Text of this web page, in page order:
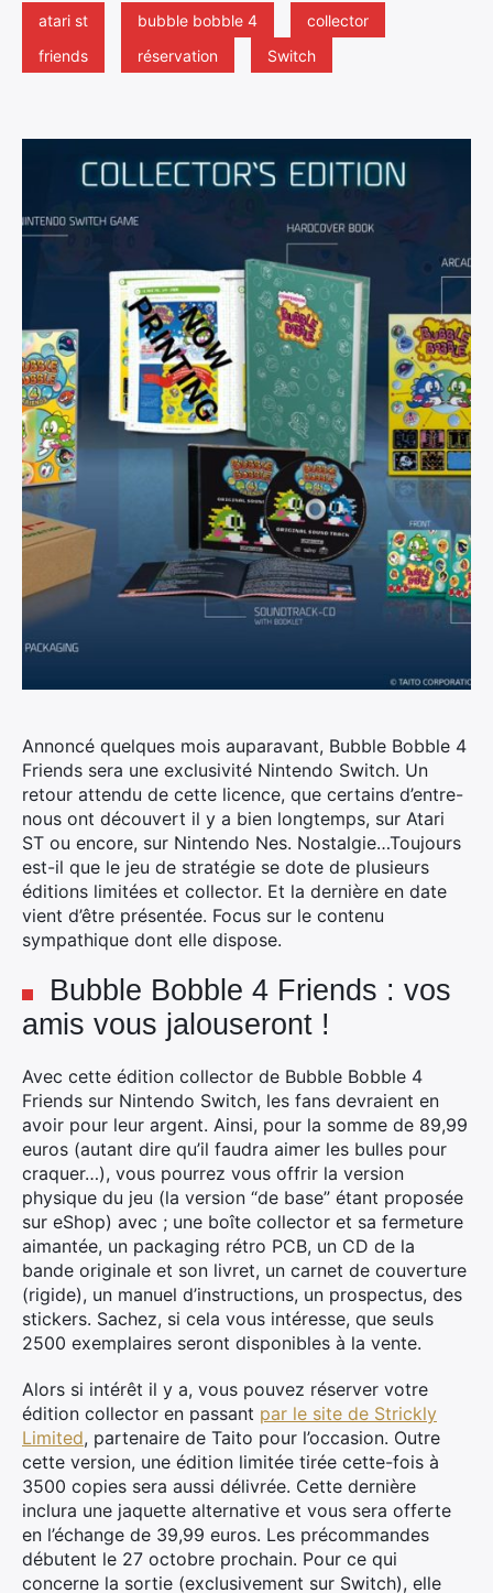
atari st bubble bobble 4
collector
friends
réservation Switch
Annoncé quelques mois auparavant, Bubble Bobble 4
Friends sera une exclusivité Nintendo Switch. Un
retour attendu de cette licence, que certains d’entre-
nous ont découvert il y a bien longtemps, sur Atari
ST ou encore, sur Nintendo Nes. Nostalgie…Toujours
est-il que le jeu de stratégie se dote de plusieurs
éditions limitées et collector. Et la dernière en date
vient d’être présentée. Focus sur le contenu
sympathique dont elle dispose.
Bubble Bobble 4 Friends : vos
amis vous jalouseront !
Avec cette édition collector de Bubble Bobble 4
Friends sur Nintendo Switch, les fans devraient en
avoir pour leur argent. Ainsi, pour la somme de 89,99
euros (autant dire qu’il faudra aimer les bulles pour
craquer…), vous pourrez vous offrir la version
physique du jeu (la version “de base” étant proposée
sur eShop) avec ; une boîte collector et sa fermeture
aimantée, un packaging rétro PCB, un CD de la
bande originale et son livret, un carnet de couverture
(rigide), un manuel d’instructions, un prospectus, des
stickers. Sachez, si cela vous intéresse, que seuls
2500 exemplaires seront disponibles à la vente.
Alors si intérêt il y a, vous pouvez réserver votre
édition collector en passant par le site de Strickly
Limited, partenaire de Taito pour l’occasion. Outre
cette version, une édition limitée tirée cette-fois à
3500 copies sera aussi délivrée. Cette dernière
inclura une jaquette alternative et vous sera offerte
en l’échange de 39,99 euros. Les précommandes
débutent le 27 octobre prochain. Pour ce qui
concerne la sortie (exclusivement sur Switch), elle